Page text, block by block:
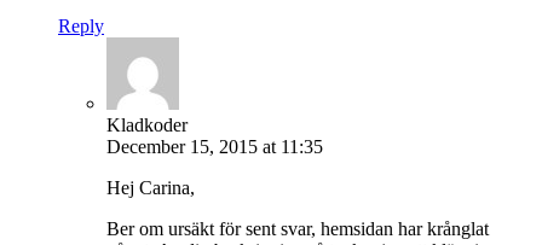
Reply
Kladkoder
December 15, 2015 at 11:35
Hej Carina,
Ber om ursäkt för sent svar, hemsidan har krånglat